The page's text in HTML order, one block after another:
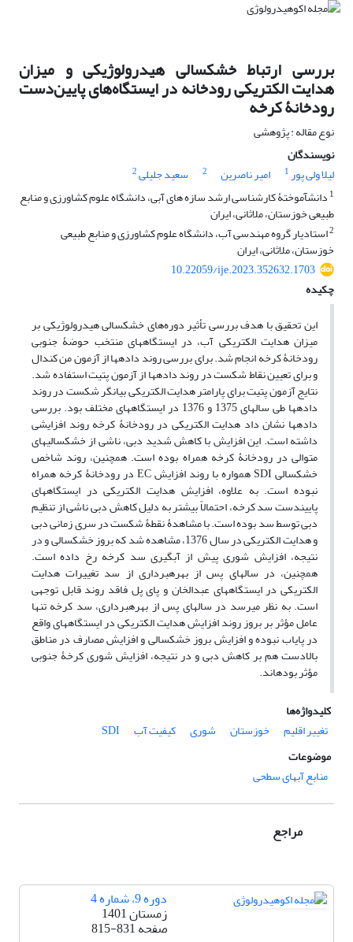
بررسی ارتباط خشک‏سالی هیدرولوژیکی و میزان
هدایت الکتریکی رودخانه در ایستگاه‌های پایین‌دست
رودخانۀ کرخه
نوع مقاله : پژوهشی
نویسندگان
لیلا ولی پور1 امیر ناصرین 2 سعید جلیلی2
1 دانش‏آموختۀ کارشناسی ارشد سازه ‏های آبی، دانشگاه علوم کشاورزی و منابع
طبیعی خوزستان، ملاثانی، ایران‌
2استادیار گروه مهندسی آب، دانشگاه علوم کشاورزی و منابع طبیعی
خوزستان، ملاثانی، ایران‌
10.22059/ije.2023.352632.1703
چکیده
این تحقیق با هدف بررسی تأثیر دوره‌های خشکسالی هیدرولوژیکی بر
میزان هدایت الکتریکی آب، در ایستگاه‏های منتخب حوضۀ‏‏ جنوبی
رودخانۀ کرخه انجام شد. برای بررسی روند داده‏ها از آزمون من کندال
و برای تعیین نقاط شکست در روند داده‏ها از آزمون پتیت استفاده شد.
نتایج آزمون پتیت برای پارامتر هدایت الکتریکی بیانگر شکست در روند
داده‏ها طی سال‏های 1375 و 1376 در ایستگاه‏های مختلف بود. بررسی
داده‏ها نشان داد هدایت الکتریکی در رودخانۀ کرخه روند افزایشی
داشته ‏است. این افزایش با کاهش شدید دبی، ناشی از خشک‏سالی‏‏های
متوالی در رودخانۀ کرخه همراه بوده ‏است. همچنین، روند شاخص
خشک‏سالی SDI همواره با روند افزایش EC در رودخانۀ کرخه همراه
نبوده است. به ‏‏‏‏علاوه، افزایش هدایت الکتریکی در ایستگاه‏های
پایین‏دست سد کرخه، احتمالاً بیشتر‏ به‏ دلیل کاهش دبی ناشی از تنظیم
دبی توسط سد بوده‏ است. با مشاهدۀ نقطۀ شکست در سری زمانی دبی
و هدایت الکتریکی در سال 1376، مشاهده شد که بروز خشک‏سالی و در
نتیجه، افزایش شوری پیش از آبگیری سد کرخه رخ داده ‏‏است.
همچنین، در سال‏های پس از بهره‏برداری از سد تغییرات هدایت
الکتریکی در ایستگاه‏های عبدالخان و پای ‏پل فاقد روند قابل توجهی
است. به نظر می‏رسد در سال‏های پس از بهره‏برداری، سد کرخه تنها
عامل مؤثر بر بروز روند افزایش هدایت الکتریکی در ایستگاه‏های واقع
در پایاب نبوده و افزایش بروز خشکسالی و افزایش مصارف در مناطق
بالادست هم بر کاهش دبی و در نتیجه، افزایش شوری کرخۀ جنوبی
مؤثر بوده‏اند.
کلیدواژه‌ها
تغییر اقلیم
خوزستان شوری کیفیت آب
SDI
موضوعات
منابع آبهای سطحی
مراجع
دوره 9، شماره 4
زمستان 1401
صفحه815-831